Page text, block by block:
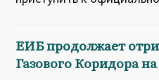
ЕИБ продолжает
Газового Коридора